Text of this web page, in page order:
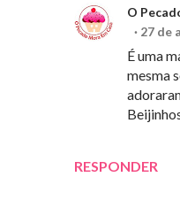
RESPONDER
O
27 de
É uma
mesma